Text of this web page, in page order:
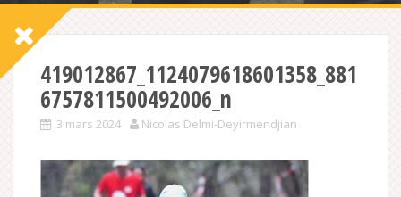
419012867_1124079618601358_881
6757811500492006_n
3 mars 2024 Nicolas Delmi-Deyirmendjian